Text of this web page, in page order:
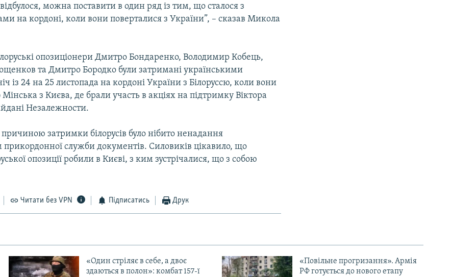
можна поставити в один ряд із тим, що сталося з
на кордоні, коли вони поверталися з України”, – сказав Микола
опозиціонери Дмитро Бондаренко, Володимир Кобець,
та Дмитро Бородко були затримані українськими
із 24 на 25 листопада на кордоні України з Білоруссю, коли вони
з Києва, де брали участь в акціях на підтримку Віктора
Незалежности.
причиною затримки білорусів було нібито ненадання
прикордонної служби документів. Силовиків цікавило, що
опозиції робили в Києві, з ким зустрічалися, що з собою
Читати без VPN Підписатись Друк
«Один стріляє в себе, а двоє
здаються в полон»: комбат 157-ї
«Повільне прогризання». Армія
РФ готується до нового етапу